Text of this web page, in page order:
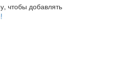
чтобы добавлять